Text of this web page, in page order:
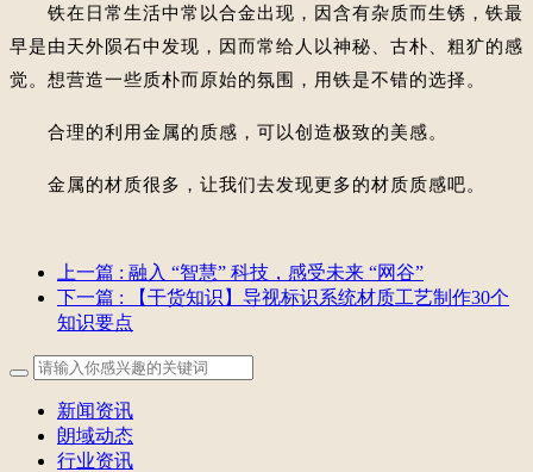
铁在日常生活中常以合金出现，因含有杂质而生锈，铁最
早是由天外陨石中发现，因而常给人以神秘、古朴、粗犷的感
觉。想营造一些质朴而原始的氛围，用铁是不错的选择。
合理的利用金属的质感，可以创造极致的美感。
金属的材质很多，让我们去发现更多的材质质感吧。
上一篇 : 融入 “智慧” 科技，感受未来 “网谷”
下一篇 : 【干货知识】导视标识系统材质工艺制作30个
知识要点
新闻资讯
朗域动态
行业资讯